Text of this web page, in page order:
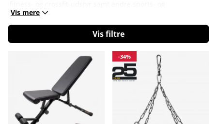
fritidsprodukter.
Vis mere
Filtrér
-34%